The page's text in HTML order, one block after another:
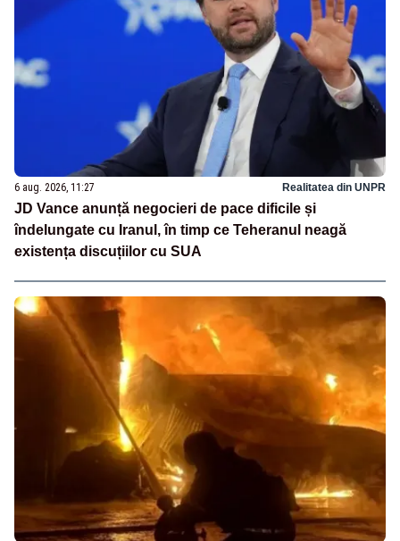
6 aug. 2026, 11:27 Realitatea din UNPR
JD Vance anunță negocieri de pace dificile și
îndelungate cu Iranul, în timp ce Teheranul neagă
existența discuțiilor cu SUA